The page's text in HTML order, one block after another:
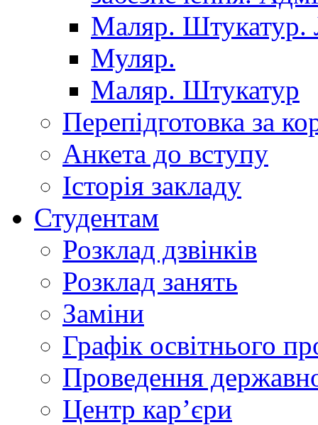
Маляр. Штукатур.
Муляр.
Маляр. Штукатур
Перепідготовка за
Анкета до вступу
Історія закладу
Студентам
Розклад дзвінків
Розклад занять
Заміни
Графік освітнього
Проведення
Центр кар’єри